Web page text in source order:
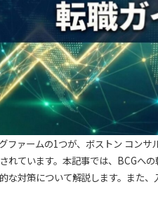
ファームの1つが、ボストン コン
れています。本記事では、BCGへ
な対策について解説します。また